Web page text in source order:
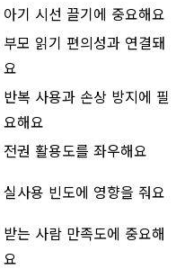
아기 시선 끌기에 중요해요
부모 읽기 편의성과 연결돼
요
반복 사용과 손상 방지에 필
요해요
전권 활용도를 좌우해요
실사용 빈도에 영향을 줘요
받는 사람 만족도에 중요해
요